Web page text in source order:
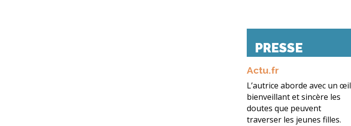
PRESSE
Actu.fr
L’autrice aborde avec un œil
bienveillant et sincère les
doutes que peuvent
traverser les jeunes filles.